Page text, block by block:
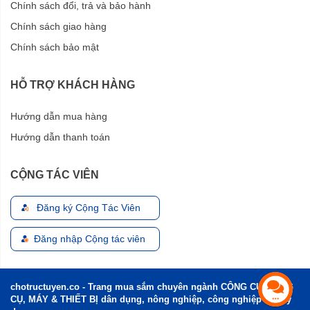
Dây hút
Dây nối
4 béc phun.
Ứng dụng của máy xịt rửa Hyundai
HD2518-75T
Chính sách đổi, trả và bảo hành
Chính sách giao hàng
Chính sách bảo mật
HỖ TRỢ KHÁCH HÀNG
Hướng dẫn mua hàng
Hướng dẫn thanh toán
CỘNG TÁC VIÊN
Đăng ký Cộng Tác Viên
Đăng nhập Cộng tác viên
chotructuyen.co - Trang mua sắm chuyên ngành CÔNG CỤ, DỤNG
CỤ, MÁY & THIẾT BỊ dân dụng, nông nghiệp, công nghiệp và xây